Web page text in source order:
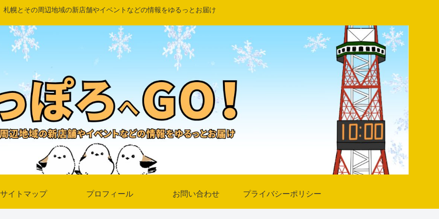
札幌とその周辺地域の新店舗やイベントなどの情報をゆるっとお届け
サイトマップ プロフィール お問い合わせ プライバシーポリシー